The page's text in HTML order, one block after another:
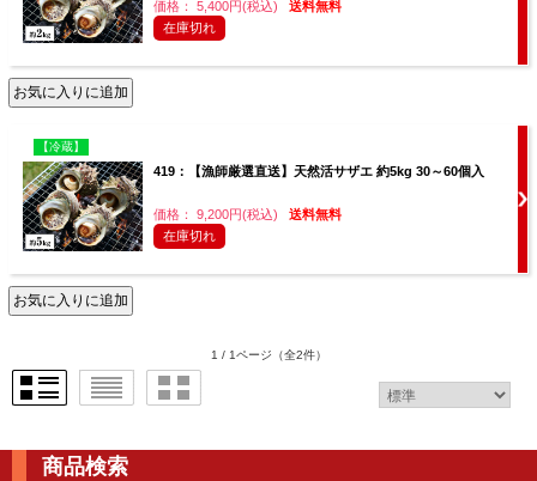
価格： 5,400円(税込)
送料無料
在庫切れ
【冷蔵】
419：【漁師厳選直送】天然活サザエ 約5kg 30～60個入
価格： 9,200円(税込)
送料無料
在庫切れ
1 / 1ページ （全2件）
商品検索